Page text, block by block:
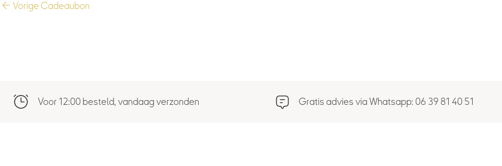
← Vorige Cadeaubon
Voor 12:00 besteld, vandaag verzonden Gratis advies via Whatsapp: 06 39 81 40 51